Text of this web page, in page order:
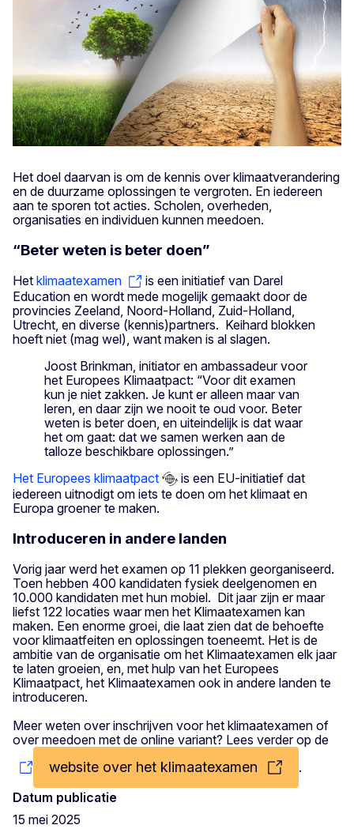
Het doel daarvan is om de kennis over klimaatverandering
en de duurzame oplossingen te vergroten. En iedereen
aan te sporen tot acties. Scholen, overheden,
organisaties en individuen kunnen meedoen.
“Beter weten is beter doen”
Het klimaatexamen
is een initiatief van Darel
Education en wordt mede mogelijk gemaakt door de
provincies Zeeland, Noord-Holland, Zuid-Holland,
Utrecht, en diverse (kennis)partners. Keihard blokken
hoeft niet (mag wel), want maken is al slagen.
Joost Brinkman, initiator en ambassadeur voor
het Europees Klimaatpact: “Voor dit examen
kun je niet zakken. Je kunt er alleen maar van
leren, en daar zijn we nooit te oud voor. Beter
weten is beter doen, en uiteindelijk is dat waar
het om gaat: dat we samen werken aan de
talloze beschikbare oplossingen.”
Het Europees klimaatpact
is een EU-initiatief dat
iedereen uitnodigt om iets te doen om het klimaat en
Europa groener te maken.
Introduceren in andere landen
Vorig jaar werd het examen op 11 plekken georganiseerd.
Toen hebben 400 kandidaten fysiek deelgenomen en
10.000 kandidaten met hun mobiel. Dit jaar zijn er maar
liefst 122 locaties waar men het Klimaatexamen kan
maken. Een enorme groei, die laat zien dat de behoefte
voor klimaatfeiten en oplossingen toeneemt. Het is de
ambitie van de organisatie om het Klimaatexamen elk jaar
te laten groeien, en, met hulp van het Europees
Klimaatpact, het Klimaatexamen ook in andere landen te
introduceren.
Meer weten over inschrijven voor het klimaatexamen of
over meedoen met de online variant? Lees verder op de
website over het klimaatexamen
.
Datum publicatie
15 mei 2025